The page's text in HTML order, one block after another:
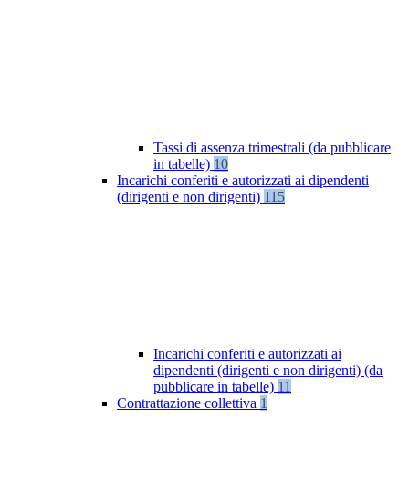
Tassi di assenza trimestrali (da pubblicare
in tabelle) 10
Incarichi conferiti e autorizzati ai dipendenti
(dirigenti e non dirigenti) 115
Incarichi conferiti e autorizzati ai
dipendenti (dirigenti e non dirigenti) (da
pubblicare in tabelle) 11
Contrattazione collettiva 1